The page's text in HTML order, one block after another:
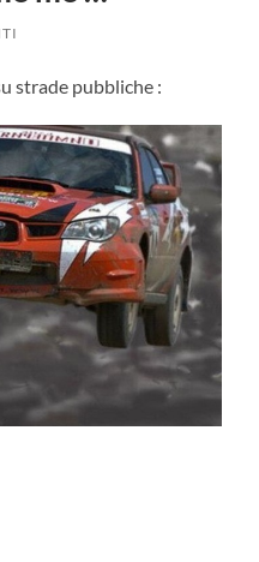
strade pubbliche :